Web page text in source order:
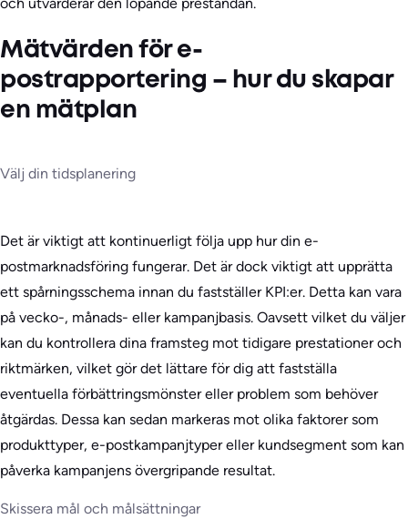
Mätvärden för e-
postrapportering – hur du skapar
en mätplan
Välj din tidsplanering
Det är viktigt att kontinuerligt följa upp hur din e-
postmarknadsföring fungerar. Det är dock viktigt att upprätta
ett spårningsschema innan du fastställer KPI:er. Detta kan vara
på vecko-, månads- eller kampanjbasis. Oavsett vilket du väljer
kan du kontrollera dina framsteg mot tidigare prestationer och
riktmärken, vilket gör det lättare för dig att fastställa
eventuella förbättringsmönster eller problem som behöver
åtgärdas. Dessa kan sedan markeras mot olika faktorer som
produkttyper, e-postkampanjtyper eller kundsegment som kan
påverka kampanjens övergripande resultat.
Skissera mål och målsättningar